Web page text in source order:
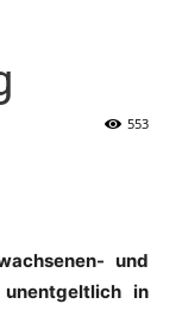
553
und
in